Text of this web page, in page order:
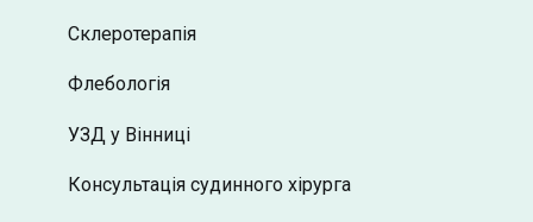
Склеротерапія
Флебологія
УЗД у Вінниці
Консультація судинного хірурга